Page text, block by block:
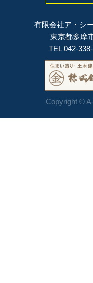
有限会社ア・シ
東京都多摩
TEL 042-
Copyright ©